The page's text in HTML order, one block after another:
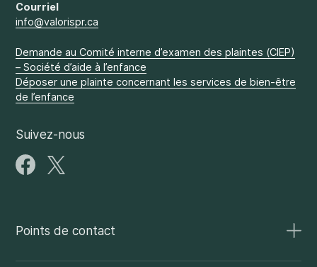
Courriel
info@valorispr.ca
Demande au Comité interne d’examen des plaintes (CIEP)
– Société d’aide à l’enfance
Déposer une plainte concernant les services de bien-être
de l’enfance
Suivez-nous
Points de contact